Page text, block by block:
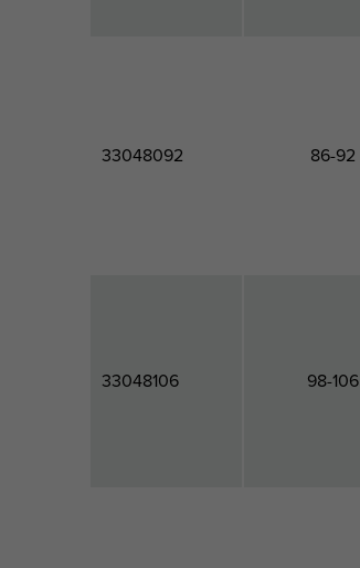
33048092 86-92
33048106 98-106